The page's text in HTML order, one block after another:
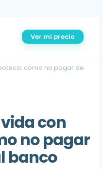
Ver mi precio
cómo no pagar de
con
no pagar
banco